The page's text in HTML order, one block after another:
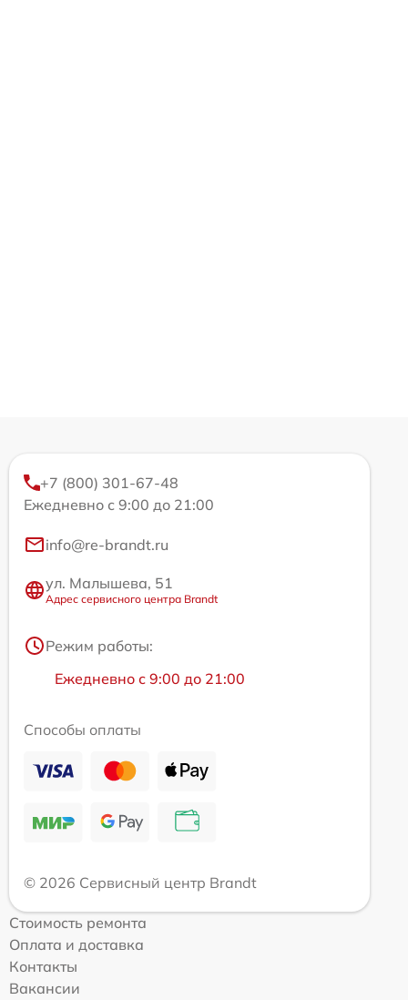
+7 (800) 301-67-48
Ежедневно с 9:00 до 21:00
info@re-brandt.ru
ул. Малышева, 51
Адрес сервисного центра Brandt
Режим работы:
Ежедневно с 9:00 до 21:00
Способы оплаты
© 2026 Сервисный центр Brandt
Стоимость ремонта
Оплата и доставка
Контакты
Вакансии